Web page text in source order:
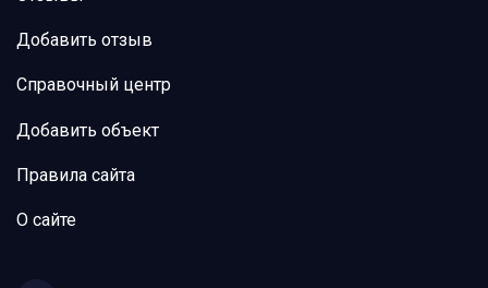
Добавить отзыв
Справочный центр
Добавить объект
Правила сайта
О сайте